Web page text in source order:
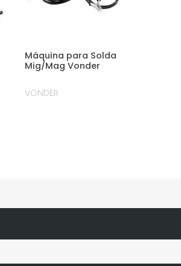
Máquina para Solda
Mig/Mag Vonder
VONDER